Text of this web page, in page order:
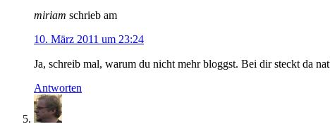
miriam schrieb am
10. März 2011 um 23:24
Ja, schreib mal, warum du nicht mehr bloggst. Bei dir steckt da
Antworten